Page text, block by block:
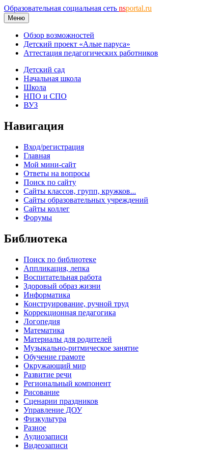
Образовательная социальная сеть nsportal.ru
Меню
Обзор возможностей
Детский проект «Алые паруса»
Аттестация педагогических работников
Детский сад
Начальная школа
Школа
НПО и СПО
ВУЗ
Навигация
Вход/регистрация
Главная
Мой мини-сайт
Ответы на вопросы
Поиск по сайту
Сайты классов, групп, кружков...
Сайты образовательных учреждений
Сайты коллег
Форумы
Библиотека
Поиск по библиотеке
Аппликация, лепка
Воспитательная работа
Здоровый образ жизни
Информатика
Конструирование, ручной труд
Коррекционная педагогика
Логопедия
Математика
Материалы для родителей
Музыкально-ритмическое занятие
Обучение грамоте
Окружающий мир
Развитие речи
Региональный компонент
Рисование
Сценарии праздников
Управление ДОУ
Физкультура
Разное
Аудиозаписи
Видеозаписи